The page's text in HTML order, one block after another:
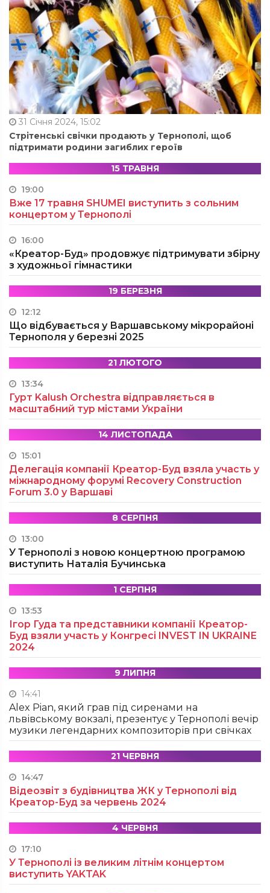
31 Січня 2024, 15:02
Стрітенські свічки продають у Тернополі, щоб
підтримати родини загиблих героїв
15 ТРАВНЯ
19:00
Вже 17 травня SHUMEI виступить з сольним
концертом у Тернополі
16:00
«Креатор-Буд» продовжує підтримувати збірну
з художньої гімнастики
19 БЕРЕЗНЯ
12:12
Що відбувається у Варшавському мікрорайоні
Тернополя у березні 2025
21 ЛЮТОГО
13:34
Гурт Kalush Orchestra відправляється в
масштабний тур містами України
14 ЛИСТОПАДА
15:01
Делегація компанії Креатор-Буд взяла участь у
міжнародному форумі Recovery Construction
Forum 3.0 у Варшаві
8 СЕРПНЯ
13:00
У Тернополі з новою концертною програмою
виступить Наталія Бучинська
1 СЕРПНЯ
13:53
Ігор Гуда та представники компанії Креатор-
Буд взяли участь у Конгресі INVEST IN UKRAINE
2024
9 ЛИПНЯ
14:41
Alex Pian, який грав під сиренами на
львівському вокзалі, презентує у Тернополі вечір
музики легендарних композиторів при свічках
21 ЧЕРВНЯ
14:47
Відеозвіт з будівництва ЖК у Тернополі від
Креатор-Буд за червень 2024
4 ЧЕРВНЯ
17:10
У Тернополі із великим літнім концертом
виступить YAKTAK